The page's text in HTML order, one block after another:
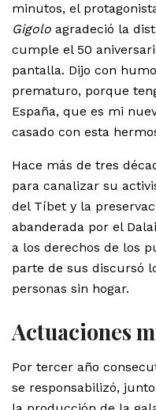
minutos, el
Gigolo agradeció la
cumple el 50
pantalla. Dijo con
prematuro, porque
España, que es mi
casado con esta
Hace más de tres
para canalizar su
del Tíbet y la
abanderada por el
a los derechos de los
parte de sus discursó
personas sin hogar.
Actuaciones
Por tercer año
se responsabilizó,